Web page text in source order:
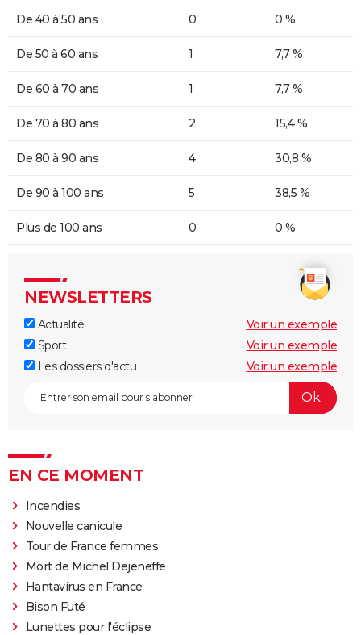
De 40 à 50 ans 0 0 %
De 50 à 60 ans 1 7,7 %
De 60 à 70 ans 1 7,7 %
De 70 à 80 ans 2 15,4 %
De 80 à 90 ans 4 30,8 %
De 90 à 100 ans 5 38,5 %
Plus de 100 ans 0 0 %
NEWSLETTERS
Actualité
Voir un exemple
Sport
Voir un exemple
Les dossiers d'actu
Voir un exemple
EN CE MOMENT
Incendies
Nouvelle canicule
Tour de France femmes
Mort de Michel Dejeneffe
Hantavirus en France
Bison Futé
Lunettes pour l'éclipse